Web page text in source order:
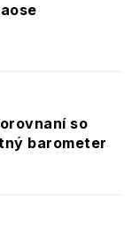
so
barometer